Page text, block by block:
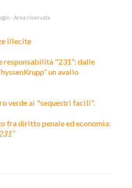
- Area riservata
illecite
responsabilità "231”: dalle
un avallo
verde ai "sequestri facili".
fra diritto penale ed economia: